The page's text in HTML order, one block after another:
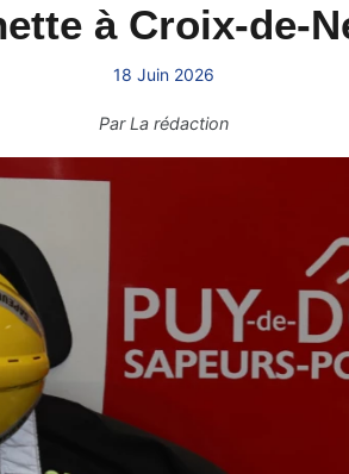
à Croix-de-
18 Juin 2026
ParLa rédaction